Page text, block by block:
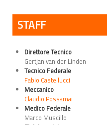
STAFF
Direttore Tecnico
Gertjan van der Linden
Tecnico Federale
Fabio Castellucci
Meccanico
Claudio Possamai
Medico Federale
Marco Muscillo